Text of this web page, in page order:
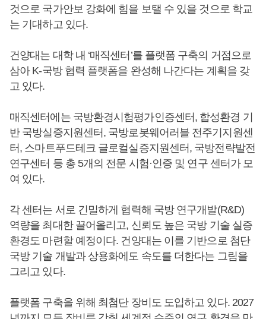
것으로 국가안보 강화에 힘을 보탤 수 있을 것으로 학교
는 기대하고 있다.
건양대는 대학 내 ‘매직센터’를 플랫폼 구축의 거점으로
삼아 K-국방 협력 플랫폼을 완성해 나간다는 계획을 갖
고 있다.
매직센터에는 국방환경시험평가인증센터, 합성환경 기
반 국방실증지원센터, 국방로봇웨어러블 전주기지원센
터, 스마트푸드테크 글로컬실증지원센터, 국방전략발전
연구센터 등 총 5개의 전문 시험·인증 및 연구 센터가 모
여 있다.
각 센터는 서로 긴밀하게 협력해 국방 연구개발(R&D)
역량을 최대한 끌어올리고, 신뢰도 높은 국방 기술 실증
환경도 마련할 예정이다. 건양대는 이를 기반으로 첨단
국방 기술 개발과 상용화에도 속도를 더한다는 그림을
그리고 있다.
플랫폼 구축을 위해 최첨단 장비도 도입하고 있다. 2027